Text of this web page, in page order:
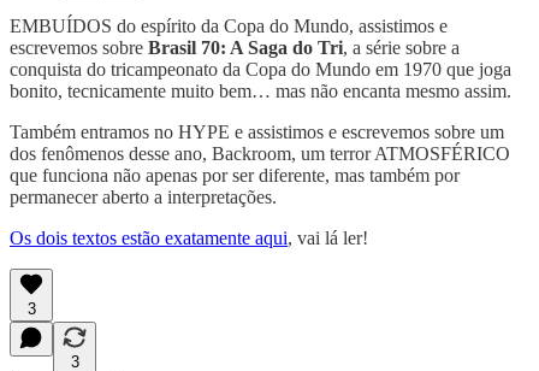
EMBUÍDOS do espírito da Copa do Mundo, assistimos e
escrevemos sobre Brasil 70: A Saga do Tri, a série sobre a
conquista do tricampeonato da Copa do Mundo em 1970 que joga
bonito, tecnicamente muito bem… mas não encanta mesmo assim.
Também entramos no HYPE e assistimos e escrevemos sobre um
dos fenômenos desse ano, Backroom, um terror ATMOSFÉRICO
que funciona não apenas por ser diferente, mas também por
permanecer aberto a interpretações.
Os dois textos estão exatamente aqui, vai lá ler!
3
3